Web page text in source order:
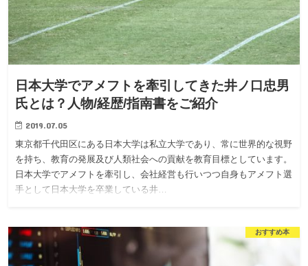
日本大学でアメフトを牽引してきた井ノ口忠男
氏とは？人物/経歴/指南書をご紹介
2019.07.05
東京都千代田区にある日本大学は私立大学であり、常に世界的な視野
を持ち、教育の発展及び人類社会への貢献を教育目標としています。
日本大学でアメフトを牽引し、会社経営も行いつつ自身もアメフト選
手として日本大学を卒業している井…
おすすめ本